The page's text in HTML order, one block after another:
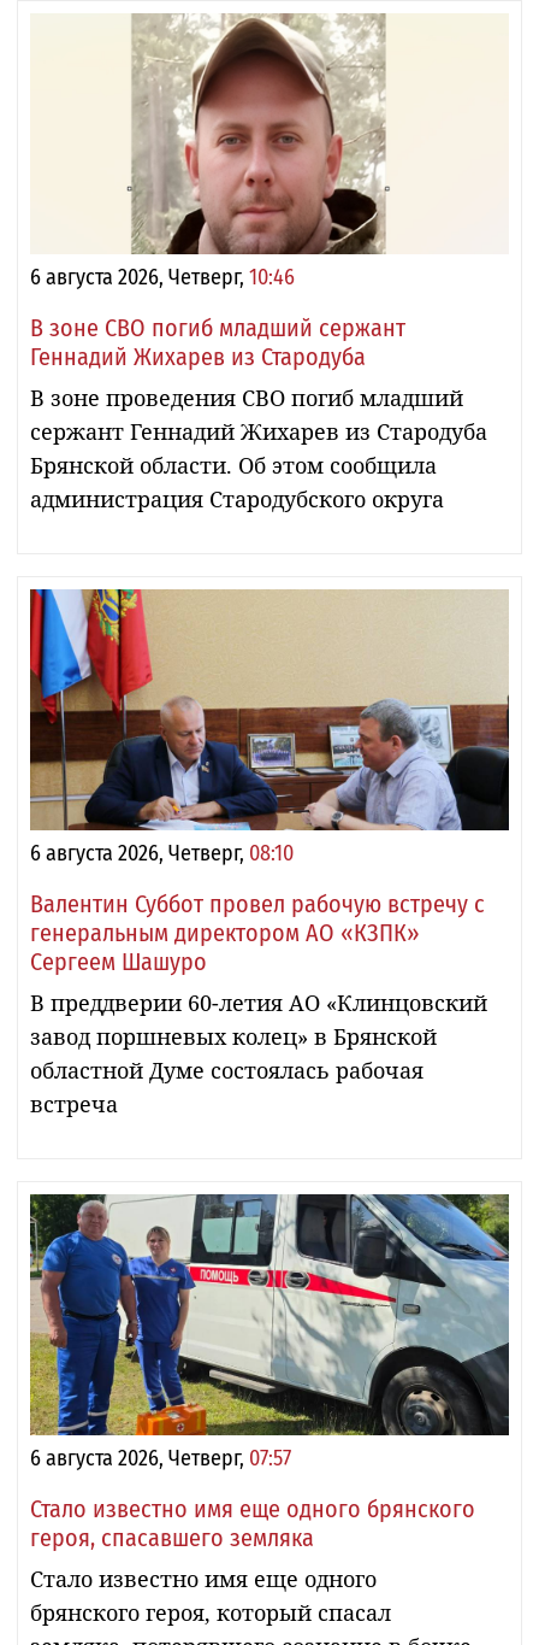
6 августа 2026, Четверг, 10:46
В зоне СВО погиб младший сержант
Геннадий Жихарев из Стародуба
В зоне проведения СВО погиб младший
сержант Геннадий Жихарев из Стародуба
Брянской области. Об этом сообщила
администрация Стародубского округа
6 августа 2026, Четверг, 08:10
Валентин Суббот провел рабочую встречу с
генеральным директором АО «КЗПК»
Сергеем Шашуро
В преддверии 60-летия АО «Клинцовский
завод поршневых колец» в Брянской
областной Думе состоялась рабочая
встреча
6 августа 2026, Четверг, 07:57
Стало известно имя еще одного брянского
героя, спасавшего земляка
Стало известно имя еще одного
брянского героя, который спасал